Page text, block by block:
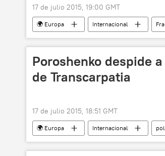
17 de julio 2015, 19:00 GMT
🌍 Europa Internacional
Vladímir Putin
Rusia 📰
Poroshenko despide
de Transcarpatia
17 de julio 2015, 18:51 GMT
🌍 Europa Internacional
Petró Poroshenko
Pravi Sektor